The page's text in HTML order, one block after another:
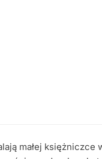
małej księżniczce